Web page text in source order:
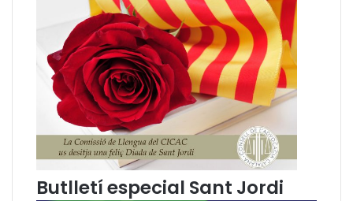
e
r
o
e
a
n
ú
m
e
r
o
5
e
L
Butlletí especial Sant Jordi